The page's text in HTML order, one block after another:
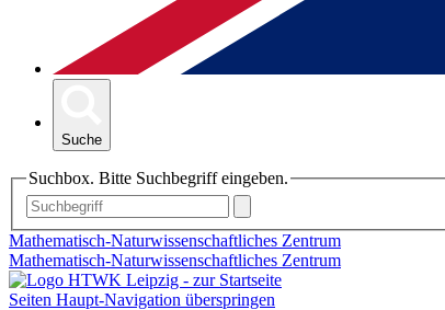
Suche
Suchbox. Bitte Suchbegriff eingeben.
Mathematisch-Naturwissenschaftliches Zentrum
Mathematisch-Naturwissenschaftliches Zentrum
Seiten Haupt-Navigation überspringen